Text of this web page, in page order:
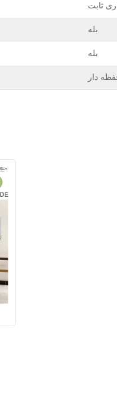
ثابت
بله
بله
دار